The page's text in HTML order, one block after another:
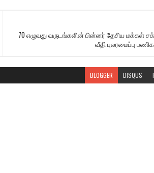
70 எழுவது வருடங்களின் பின்னர் தேசிய மக்கள்
வீதி புலரமைப்பு
BLOGGER DISQUS